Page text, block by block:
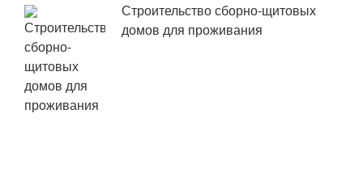
Строительство сборно-щитовых
домов для проживания